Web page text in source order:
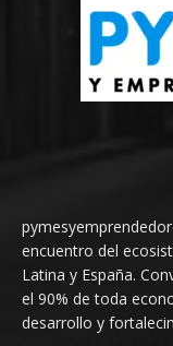
encuentro del
Latina y España.
el 90% de toda
desarrollo y